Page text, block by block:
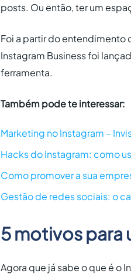
posts. Ou então, ter um
Foi a partir do entendimento
Instagram Business foi
ferramenta.
Também pode te interessar:
Marketing no Instagram –
Hacks do Instagram: como
Como promover a sua
Gestão de redes sociais: o
5 motivos para
Agora que já sabe o que é o